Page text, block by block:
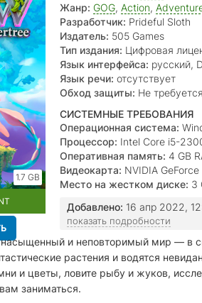
1.7 GB
Жанр: GOG, Action,
Разработчик: Prideful Sloth
Издатель: 505 Games
Тип издания: Цифровая
Язык интерфейса: русский,
français, italiano, 中文(简体),
Язык речи: отсутствует
Обход защиты: Не
СИСТЕМНЫЕ ТРЕБОВАНИЯ
Операционная система:
Процессор: Intel Core i5-
Оперативная память: 4 GB
Видеокарта: NVIDIA
GB VRAM
Место на жестком диске: 3
Добавлено: 16 апр 2022,
показать подробности
и неповторимый мир — в
растения и водятся
и цветы, ловите рыбу и жуков,
заниматься.